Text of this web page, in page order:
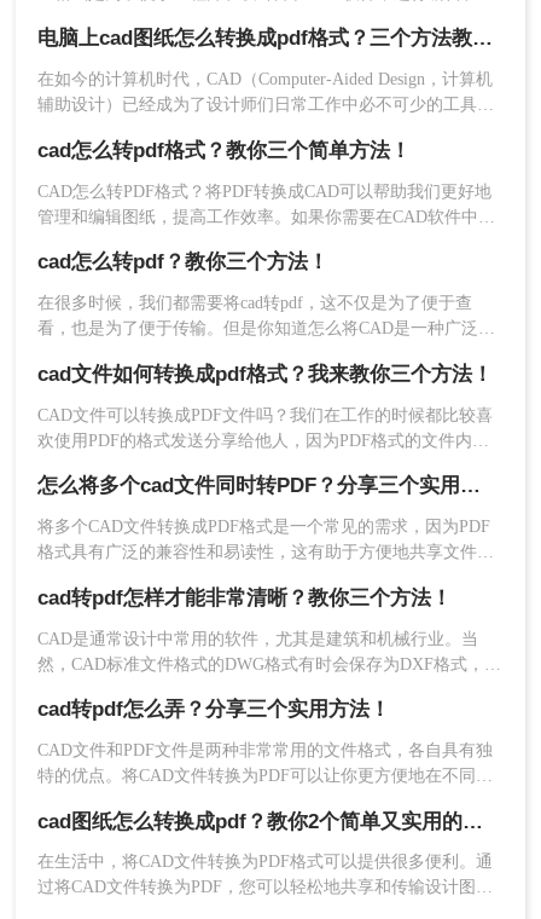
5、转换成功，点击下载就可以了。
除了AutoCAD和在线工具外，还有一些专门的CAD
转PDF软件，如Batch DWG to PDF Converter、转
例。
操作如下：
1、如果你要批量CAD转PDF，那么建议下载转转大
2、选择CAD转换，然后点击CAD转PDF，接着上传
可以直接添加文件夹，也可以一次多选。批量转换
的好处就是省时，快来试试吧。
格式，以便在没有CAD软件的情况下查看和分享设计。那么cad
怎么转换成pdf格式呢？本文将介绍将CAD文件转换为PDF格式
的几种方法。
电脑上cad图纸怎么转换成pdf格式？三个方法教你快速转换！
在如今的计算机时代，CAD（Computer-Aided Design，计算机
辅助设计）已经成为了设计师们日常工作中必不可少的工具。
享、打印和存档。那么电脑上cad图纸怎么转换成pdf格式呢？
本文将为您介绍几种简单且高效的方法，帮助您将电脑上的
CAD图纸快速转换成PDF文件。
cad怎么转pdf格式？教你三个简单方法！
CAD怎么转PDF格式？将PDF转换成CAD可以帮助我们更好地
管理和编辑图纸，提高工作效率。如果你需要在CAD软件中使
而将PDF文件转换为CAD图纸，有几种方法可以实现。下面就
给大家介绍几种方法。
cad怎么转pdf？教你三个方法！
在很多时候，我们都需要将cad转pdf，这不仅是为了便于查
看，也是为了便于传输。但是你知道怎么将CAD是一种广泛应
文档格式，有着广泛的应用。许多人常常遇到cad怎么转pdf的
问题，下面将为大家详细介绍三种常用的方法。
cad文件如何转换成pdf格式？我来教你三个方法！
CAD文件可以转换成PDF文件吗？我们在工作的时候都比较喜
欢使用PDF的格式发送分享给他人，因为PDF格式的文件内容
改，那么你知道怎么cad文件如何转换成pdf格式吗？下面就来
给大家讲讲cad转pdf的方法吧。
怎么将多个cad文件同时转PDF？分享三个实用的操作方法
将多个CAD文件转换成PDF格式是一个常见的需求，因为PDF
格式具有广泛的兼容性和易读性，这有助于方便地共享文件和
AutoCAD软件、Adobe Acrobat Pro软件和在线转换工具将多个
CAD文件转换成PDF格式。
cad转pdf怎样才能非常清晰？教你三个方法！
CAD是通常设计中常用的软件，尤其是建筑和机械行业。当
然，CAD标准文件格式的DWG格式有时会保存为DXF格式，便
PDF格式，尤其是一些外国企业，似乎认可PDF格式的文件，
那么如何将cad转pdf怎样才能非常清晰，那么接下来我们来看
看cad转pdf的操作方法吧~
cad转pdf怎么弄？分享三个实用方法！
CAD文件和PDF文件是两种非常常用的文件格式，各自具有独
特的优点。将CAD文件转换为PDF可以让你更方便地在不同的
是三种将CAD文件转换为PDF的方法：
cad图纸怎么转换成pdf？教你2个简单又实用的方法~
在生活中，将CAD文件转换为PDF格式可以提供很多便利。通
过将CAD文件转换为PDF，您可以轻松地共享和传输设计图